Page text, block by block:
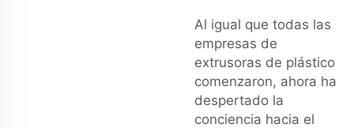
Al igual que todas las
empresas de
extrusoras de plástico
comenzaron, ahora ha
despertado la
conciencia hacia el